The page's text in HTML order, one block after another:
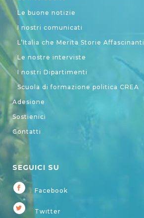
Le buone notizie
I nostri comunicati
L’Italia che Merita Storie Affascinanti
Le nostre interviste
I nostri Dipartimenti
Scuola di formazione politica CREA
Adesione
Sostienici
Contatti
SEGUICI SU
Facebook
Twitter